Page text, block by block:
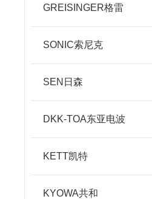
GREISINGER格雷
SONIC索尼克
SEN日森
DKK-TOA东亚电波
KETT凯特
KYOWA共和